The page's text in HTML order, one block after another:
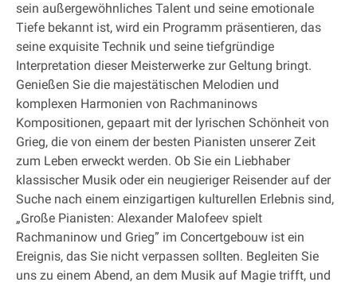
sein außergewöhnliches Talent und seine emotionale
Tiefe bekannt ist, wird ein Programm präsentieren, das
seine exquisite Technik und seine tiefgründige
Interpretation dieser Meisterwerke zur Geltung bringt.
Genießen Sie die majestätischen Melodien und
komplexen Harmonien von Rachmaninows
Kompositionen, gepaart mit der lyrischen Schönheit von
Grieg, die von einem der besten Pianisten unserer Zeit
zum Leben erweckt werden. Ob Sie ein Liebhaber
klassischer Musik oder ein neugieriger Reisender auf der
Suche nach einem einzigartigen kulturellen Erlebnis sind,
„Große Pianisten: Alexander Malofeev spielt
Rachmaninow und Grieg” im Concertgebouw ist ein
Ereignis, das Sie nicht verpassen sollten. Begleiten Sie
uns zu einem Abend, an dem Musik auf Magie trifft, und